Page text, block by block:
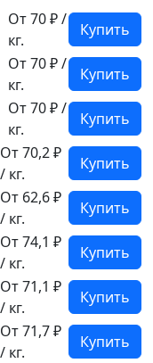
От 70 ₽ /
кг.
Купить
От 70 ₽ /
кг.
Купить
От 70 ₽ /
кг.
Купить
От 70,2 ₽
/ кг.
Купить
От 62,6 ₽
/ кг.
Купить
От 74,1 ₽
/ кг.
Купить
От 71,1 ₽
/ кг.
Купить
От 71,7 ₽
/ кг.
Купить